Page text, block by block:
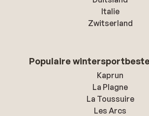
Italie
Zwitserland
Populaire
Kaprun
La Plagne
La Toussuire
Les Arcs